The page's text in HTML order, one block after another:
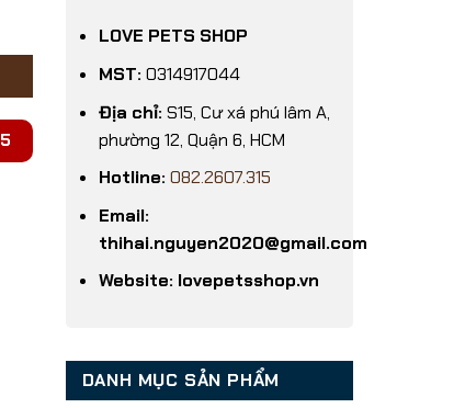
LOVE PETS SHOP
MST: 0314917044
Địa chỉ: S15, Cư xá phú lâm A,
phường 12, Quận 6, HCM
Hotline: 082.2607.315
Email:
thihai.nguyen2020@gmail.com
Website: lovepetsshop.vn
DANH MỤC SẢN PHẨM